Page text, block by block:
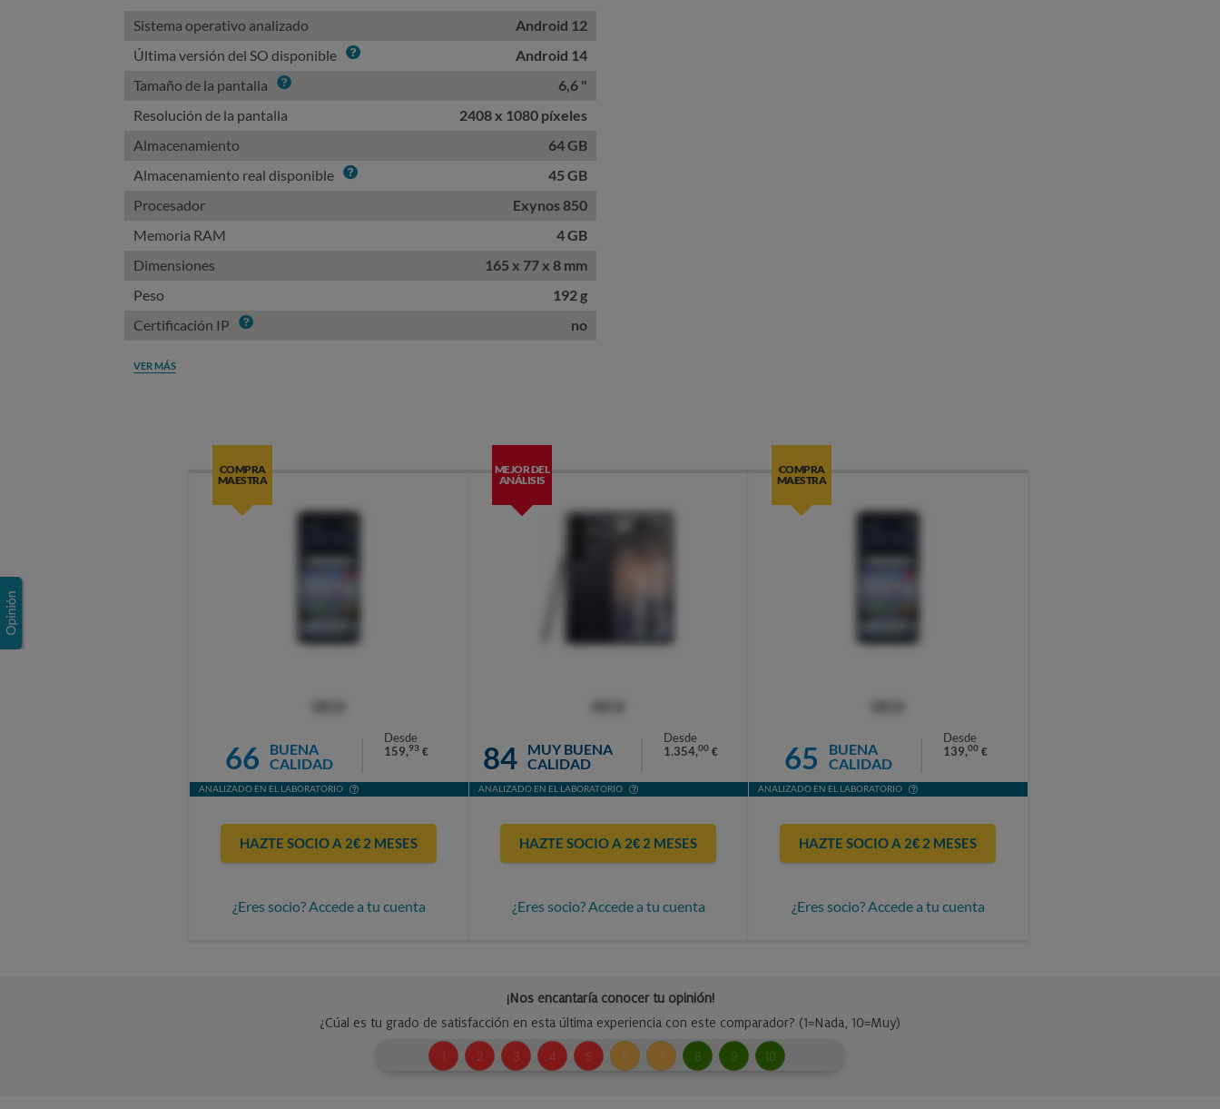
Sistema operativo analizado
Android 12
Última versión del SO disponible Info
Android 14
Tamaño de la pantalla Info
6,6 "
Resolución de la pantalla
2408 x 1080 píxeles
Almacenamiento
64 GB
Almacenamiento real disponible Info
45 GB
Procesador
Exynos 850
Memoria RAM
4 GB
Dimensiones
165 x 77 x 8 mm
Peso
192 g
Certificación IP Info no
VER MÁS
COMPRA
MAESTRA
66
BUENA
CALIDAD
Desde
159,93 €
ANALIZADO EN EL LABORATORIO
HAZTE SOCIO A 2€ 2 MESES
¿Eres socio? Accede a tu cuenta
MEJOR DEL
ANÁLISIS
84
MUY BUENA
CALIDAD
Desde
1.354,00 €
ANALIZADO EN EL LABORATORIO
HAZTE SOCIO A 2€ 2 MESES
¿Eres socio? Accede a tu cuenta
COMPRA
MAESTRA
65
BUENA
CALIDAD
Desde
139,00 €
ANALIZADO EN EL LABORATORIO
HAZTE SOCIO A 2€ 2 MESES
¿Eres socio? Accede a tu cuenta